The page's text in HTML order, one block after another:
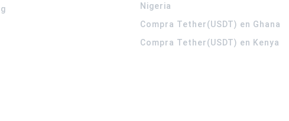
Nigeria
Compra Tether(USDT) en Ghana
Compra Tether(USDT) en Kenya